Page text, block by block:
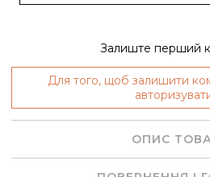
Залиште перший
Для того, щоб залишити
ОПИС